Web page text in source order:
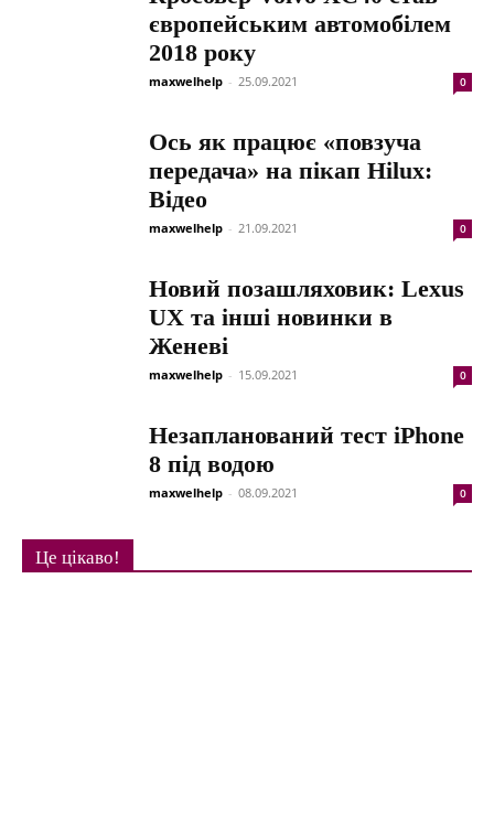
європейським автомобілем
2018 року
maxwelhelp - 25.09.2021 0
Ось як працює «повзуча
передача» на пікап Hilux:
Відео
maxwelhelp - 21.09.2021 0
Новий позашляховик: Lexus
UX та інші новинки в
Женеві
maxwelhelp - 15.09.2021 0
Незапланований тест iPhone
8 під водою
maxwelhelp - 08.09.2021 0
Це цікаво!